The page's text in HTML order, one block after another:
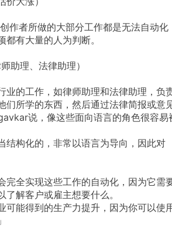
作者所做的大部分工作都是无法自动化
有大量的人为判断。
助理、法律助理）
业的工作，如律师助理和法律助理，负
们所学的东西，然后通过法律简报或意
说，像这些面向语言的角色很容易
结构化的，非常以语言为导向，因此对
完全实现这些工作的自动化，因为它需
解客户或雇主想要什么。
可能得到的生产力提升，因为你可以使